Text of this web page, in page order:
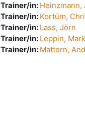
Trainer/in: Heinzmann,
Trainer/in: Kortüm,
Trainer/in: Lass, Jörn
Trainer/in: Leppin,
Trainer/in: Mattern,